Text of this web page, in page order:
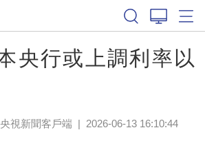
央行或上調利率以
視新聞客戶端 | 2026-06-13 16:10:44